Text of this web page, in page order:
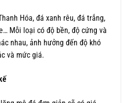
Hóa, đá xanh rêu, đá trắng,
Mỗi loại có độ bền, độ cứng và
nhau, ảnh hưởng đến độ khó
và mức giá.